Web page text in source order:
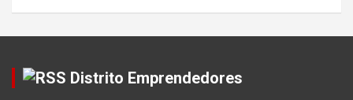
Distrito Emprendedores